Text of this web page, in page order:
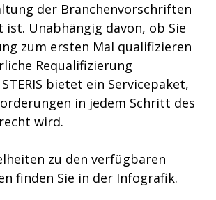
der Branchenvorschriften
ist. Unabhängig davon, ob Sie
zum ersten Mal qualifizieren
Requalifizierung
bietet ein Servicepaket,
in jedem Schritt des
wird.
zu den verfügbaren
finden Sie in der Infografik.